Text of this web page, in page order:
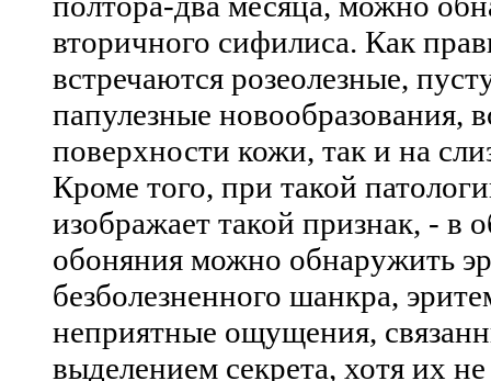
вторичного сифилиса. Как
встречаются розеолезные,
папулезные новообразования,
поверхности кожи, так и на
Кроме того, при такой
изображает такой признак, - в
обоняния можно обнаружить
безболезненного шанкра,
неприятные ощущения,
выделением секрета, хотя их